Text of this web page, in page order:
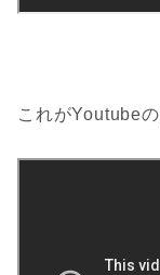
これがYoutube